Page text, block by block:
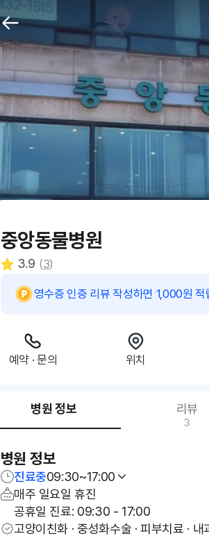
중앙동물병원
3.9 (3)
영수증 인증 리뷰 작성하면 1,000원 적
예약 · 문의 위치
병원 정보 리뷰
3
병원 정보
진료중09:30~17:00
매주 일요일 휴진
공휴일 진료: 09:30 - 17:00
고양이친화 · 중성화수술 · 피부치료 · 내